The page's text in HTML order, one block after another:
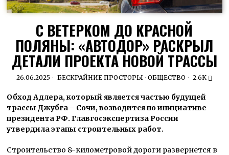
С ВЕТЕРКОМ ДО КРАСНОЙ
ПОЛЯНЫ: «АВТОДОР» РАСКРЫЛ
ДЕТАЛИ ПРОЕКТА НОВОЙ ТРАССЫ
26.06.2025 БЕСКРАЙНИЕ ПРОСТОРЫ · ОБЩЕСТВО 2.6K
Обход Адлера, который является частью будущей
трассы Джубга – Сочи, возводится по инициативе
президента РФ. Главгосэкспертиза России
утвердила этапы строительных работ.
Строительство 8-километровой дороги развернется в